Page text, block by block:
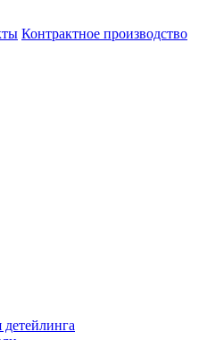
Контрактное производство